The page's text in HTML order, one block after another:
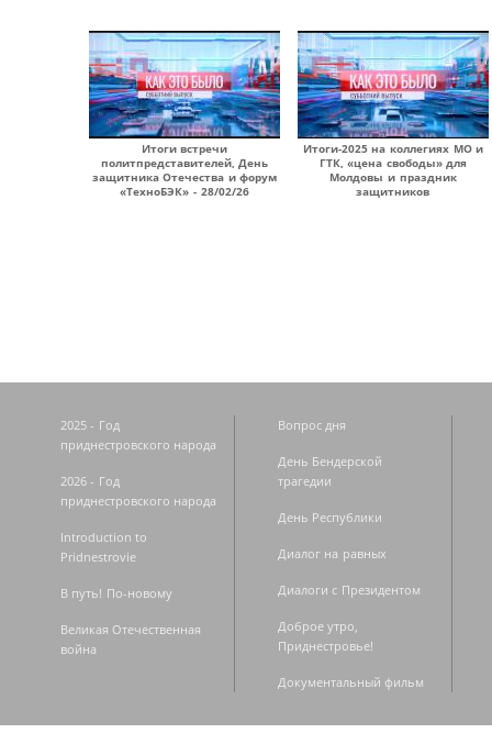
Итоги встречи
политпредставителей, День
защитника Отечества и форум
«ТехноБЭК» - 28/02/26
Итоги-2025 на коллегиях МО и
ГТК, «цена свободы» для
Молдовы и праздник
защитников
2025 - Год
приднестровского народа
2026 - Год
приднестровского народа
Introduction to
Pridnestrovie
В путь! По-новому
Великая Отечественная
война
Вопрос дня
День Бендерской
трагедии
День Республики
Диалог на равных
Диалоги с Президентом
Доброе утро,
Приднестровье!
Документальный фильм